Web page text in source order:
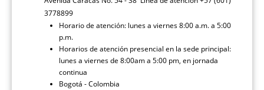
3778899
Horario de atención: lunes a viernes 8:00 a.m. a 5:00
p.m.
Horarios de atención presencial en la sede principal:
lunes a viernes de 8:00am a 5:00 pm, en jornada
continua
Bogotá - Colombia